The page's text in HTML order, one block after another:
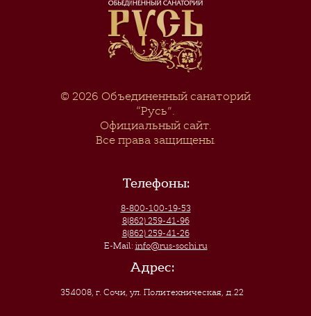
© 2026 Объединенный санаторий
“Русь”.
Официальный сайт.
Все права защищены.
Телефоны:
8-800-100-19-53
8(862) 259-41-96
8(862) 259-41-26
E-Mail: info@rus-sochi.ru
Адрес:
354008, г. Сочи,ул. Политехническая, д.22